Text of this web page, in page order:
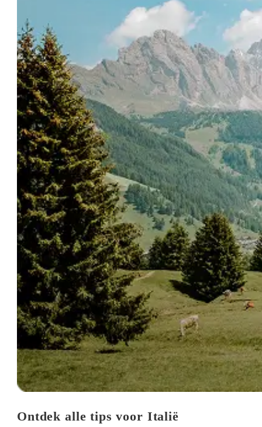
Ontdek alle tips voor Italië